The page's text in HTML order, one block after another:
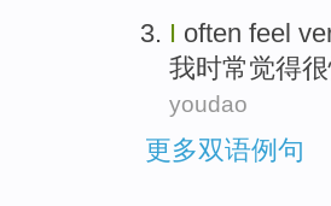
I often feel
我时常觉得很
youdao
更多双语例句